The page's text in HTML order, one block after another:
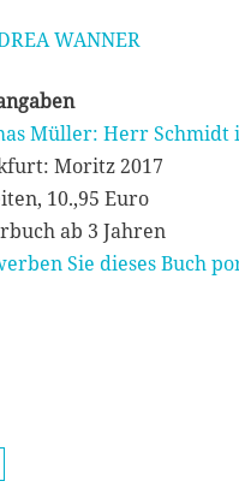
WANNER
Müller: Herr Schmidt
Moritz 2017
10.,95 Euro
ab 3 Jahren
Sie dieses Buch